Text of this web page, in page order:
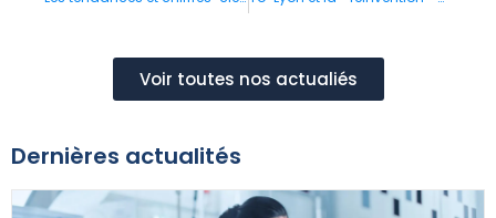
Voir toutes nos actualiés
Dernières actualités